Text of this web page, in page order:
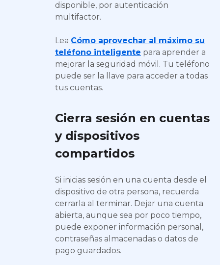
disponible, por autenticación
multifactor.
Lea Cómo aprovechar al máximo su
teléfono inteligente para aprender a
mejorar la seguridad móvil. Tu teléfono
puede ser la llave para acceder a todas
tus cuentas.
Cierra sesión en cuentas
y dispositivos
compartidos
Si inicias sesión en una cuenta desde el
dispositivo de otra persona, recuerda
cerrarla al terminar. Dejar una cuenta
abierta, aunque sea por poco tiempo,
puede exponer información personal,
contraseñas almacenadas o datos de
pago guardados.